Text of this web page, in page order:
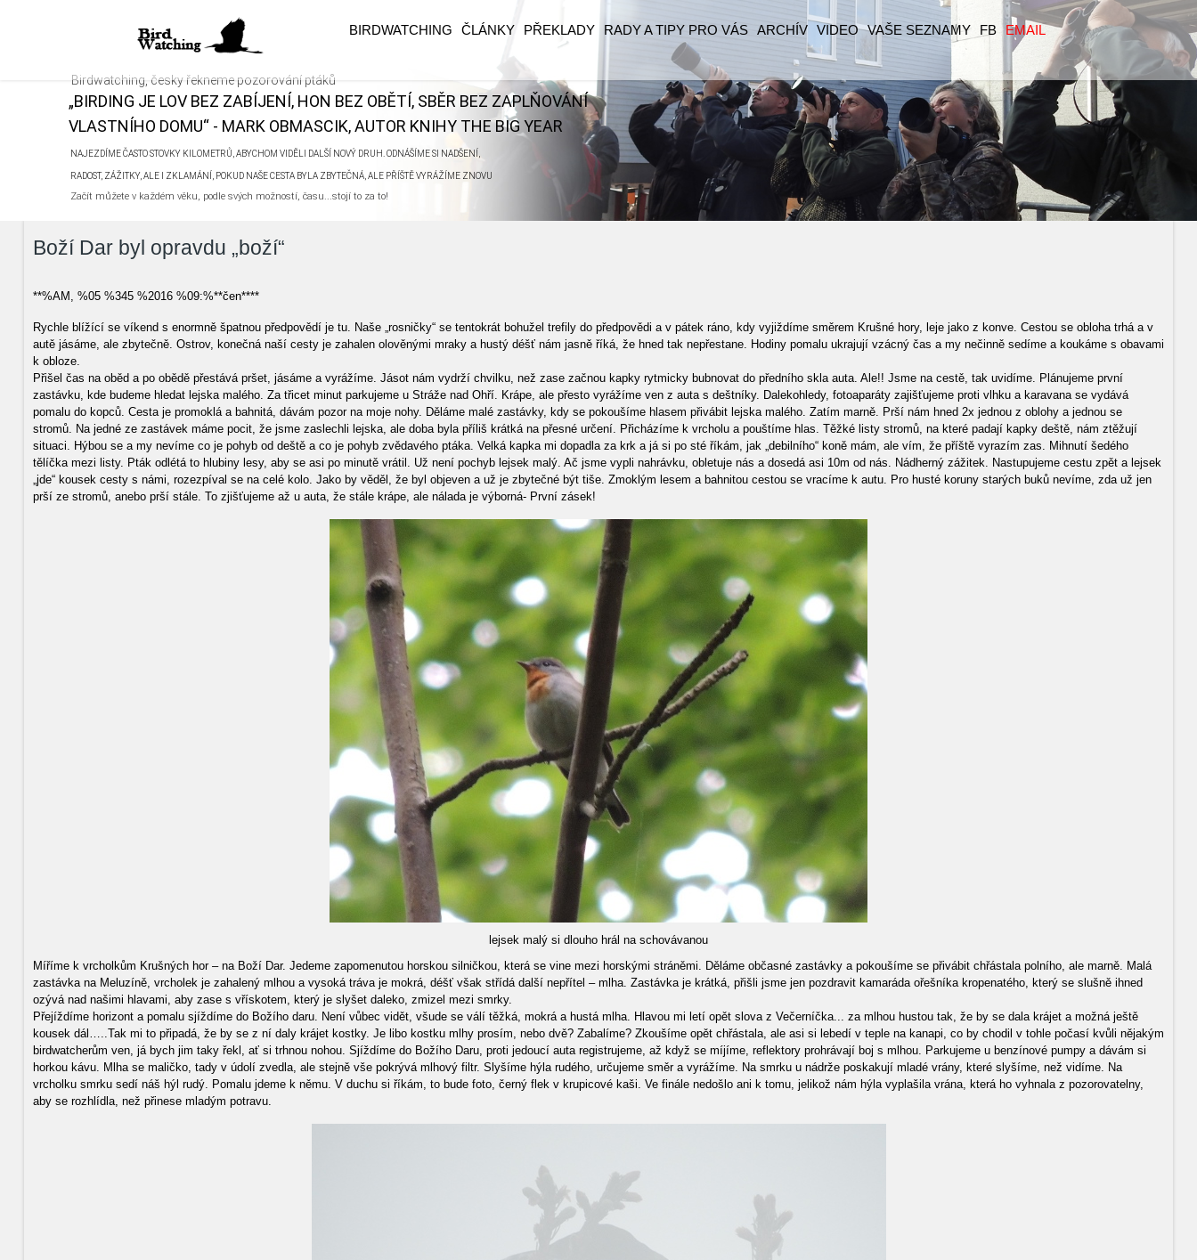
BIRDWATCHING ČLÁNKY PŘEKLADY RADY A TIPY PRO VÁS ARCHÍV VIDEO VAŠE SEZNAMY FB EMAIL
Birdwatching, česky řekneme pozorování ptáků
„BIRDING JE LOV BEZ ZABÍJENÍ, HON BEZ OBĚTÍ, SBĚR BEZ ZAPLŇOVÁNÍ
VLASTNÍHO DOMU“ - MARK OBMASCIK, AUTOR KNIHY THE BIG YEAR
NAJEZDÍME ČASTO STOVKY KILOMETRŮ, ABYCHOM VIDĚLI DALŠÍ NOVÝ DRUH. ODNÁŠÍME SI NADŠENÍ,
RADOST, ZÁŽITKY, ALE I ZKLAMÁNÍ, POKUD NAŠE CESTA BYLA ZBYTEČNÁ, ALE PŘÍŠTĚ VYRÁŽÍME ZNOVU
Začít můžete v každém věku, podle svých možností, času...stojí to za to!
Boží Dar byl opravdu „boží“
**%AM, %05 %345 %2016 %09:%**čen****
Rychle blížící se víkend s enormně špatnou předpovědí je tu. Naše „rosničky“ se tentokrát bohužel trefily do předpovědi a v pátek ráno, kdy vyjiždíme směrem Krušné hory, leje jako z konve. Cestou se obloha trhá a v
autě jásáme, ale zbytečně. Ostrov, konečná naší cesty je zahalen olověnými mraky a hustý déšť nám jasně říká, že hned tak nepřestane. Hodiny pomalu ukrajují vzácný čas a my nečinně sedíme a koukáme s obavami
k obloze.
Přišel čas na oběd a po obědě přestává pršet, jásáme a vyrážíme. Jásot nám vydrží chvilku, než zase začnou kapky rytmicky bubnovat do předního skla auta. Ale!! Jsme na cestě, tak uvidíme. Plánujeme první
zastávku, kde budeme hledat lejska malého. Za třicet minut parkujeme u Stráže nad Ohří. Krápe, ale přesto vyrážíme ven z auta s deštníky. Dalekohledy, fotoaparáty zajišťujeme proti vlhku a karavana se vydává
pomalu do kopců. Cesta je promoklá a bahnitá, dávám pozor na moje nohy. Děláme malé zastávky, kdy se pokoušíme hlasem přivábit lejska malého. Zatím marně. Prší nám hned 2x jednou z oblohy a jednou se
stromů. Na jedné ze zastávek máme pocit, že jsme zaslechli lejska, ale doba byla příliš krátká na přesné určení. Přicházíme k vrcholu a pouštíme hlas. Těžké listy stromů, na které padají kapky deště, nám ztěžují
situaci. Hýbou se a my nevíme co je pohyb od deště a co je pohyb zvědavého ptáka. Velká kapka mi dopadla za krk a já si po sté říkám, jak „debilního“ koně mám, ale vím, že příště vyrazím zas. Mihnutí šedého
tělíčka mezi listy. Pták odlétá to hlubiny lesy, aby se asi po minutě vrátil. Už není pochyb lejsek malý. Ač jsme vypli nahrávku, obletuje nás a dosedá asi 10m od nás. Nádherný zážitek. Nastupujeme cestu zpět a lejsek
„jde“ kousek cesty s námi, rozezpíval se na celé kolo. Jako by věděl, že byl objeven a už je zbytečné být tiše. Zmoklým lesem a bahnitou cestou se vracíme k autu. Pro husté koruny starých buků nevíme, zda už jen
prší ze stromů, anebo prší stále. To zjišťujeme až u auta, že stále krápe, ale nálada je výborná- První zásek!
lejsek malý si dlouho hrál na schovávanou
Míříme k vrcholkům Krušných hor – na Boží Dar. Jedeme zapomenutou horskou silničkou, která se vine mezi horskými stráněmi. Děláme občasné zastávky a pokoušíme se přivábit chřástala polního, ale marně. Malá
zastávka na Meluzíně, vrcholek je zahalený mlhou a vysoká tráva je mokrá, déšť však střídá další nepřítel – mlha. Zastávka je krátká, přišli jsme jen pozdravit kamaráda ořešníka kropenatého, který se slušně ihned
ozývá nad našimi hlavami, aby zase s vřískotem, který je slyšet daleko, zmizel mezi smrky.
Přejíždíme horizont a pomalu sjíždíme do Božího daru. Není vůbec vidět, všude se válí těžká, mokrá a hustá mlha. Hlavou mi letí opět slova z Večerníčka... za mlhou hustou tak, že by se dala krájet a možná ještě
kousek dál…..Tak mi to připadá, že by se z ní daly krájet kostky. Je libo kostku mlhy prosím, nebo dvě? Zabalíme? Zkoušíme opět chřástala, ale asi si lebedí v teple na kanapi, co by chodil v tohle počasí kvůli nějakým
birdwatcherům ven, já bych jim taky řekl, ať si trhnou nohou. Sjíždíme do Božího Daru, proti jedoucí auta registrujeme, až když se míjíme, reflektory prohrávají boj s mlhou. Parkujeme u benzínové pumpy a dávám si
horkou kávu. Mlha se maličko, tady v údolí zvedla, ale stejně vše pokrývá mlhový filtr. Slyšíme hýla rudého, určujeme směr a vyrážíme. Na smrku u nádrže poskakují mladé vrány, které slyšíme, než vidíme. Na
vrcholku smrku sedí náš hýl rudý. Pomalu jdeme k němu. V duchu si říkám, to bude foto, černý flek v krupicové kaši. Ve finále nedošlo ani k tomu, jelikož nám hýla vyplašila vrána, která ho vyhnala z pozorovatelny,
aby se rozhlídla, než přinese mladým potravu.